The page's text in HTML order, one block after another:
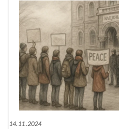
14.11.2024